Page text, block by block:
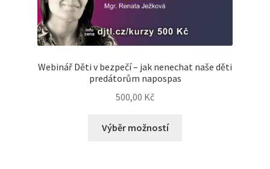
Webinář Děti v bezpečí – jak nenechat naše děti
predátorům napospas
500,00 Kč
Výběr možností